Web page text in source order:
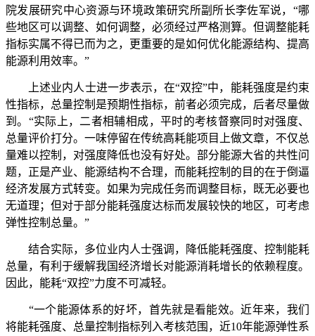
院发展研究中心资源与环境政策研究所副所长李佐军说，“哪
些地区可以调整、如何调整，必须经过严格测算。但调整能耗
指标实属不得已而为之，更重要的是如何优化能源结构、提高
能源利用效率。”
上述业内人士进一步表示，在“双控”中，能耗强度是约束
性指标，总量控制是预期性指标，前者必须完成，后者尽量做
到。“实际上，二者相辅相成，平时的考核督察同时对强度、
总量评价打分。一味停留在传统高耗能项目上做文章，不仅总
量难以控制，对强度降低也没有好处。部分能源大省的共性问
题，正是产业、能源结构不合理，而能耗控制的目的在于倒逼
经济发展方式转变。如果为完成任务而调整目标，既无必要也
无道理；但对于部分能耗强度达标而发展较快的地区，可考虑
弹性控制总量。”
结合实际，多位业内人士强调，降低能耗强度、控制能耗
总量，有利于缓解我国经济增长对能源消耗增长的依赖程度。
因此，能耗“双控”力度不可减轻。
“一个能源体系的好坏，首先就是看能效。近年来，我们
将能耗强度、总量控制指标列入考核范围，近10年能源弹性系